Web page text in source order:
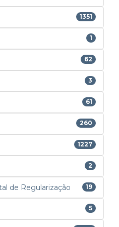
1351
1
62
3
61
260
1227
2
de Regularização 19
5